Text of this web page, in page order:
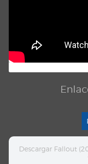
Descargar Fallout